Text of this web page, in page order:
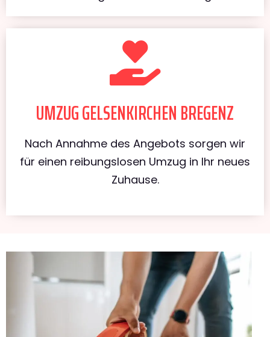
UMZUG GELSENKIRCHEN BREGENZ
Nach Annahme des Angebots sorgen wir
für einen reibungslosen Umzug in Ihr neues
Zuhause.